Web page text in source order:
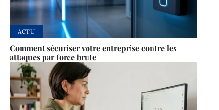
ACTU
Comment sécuriser votre entreprise contre les
attaques par force brute